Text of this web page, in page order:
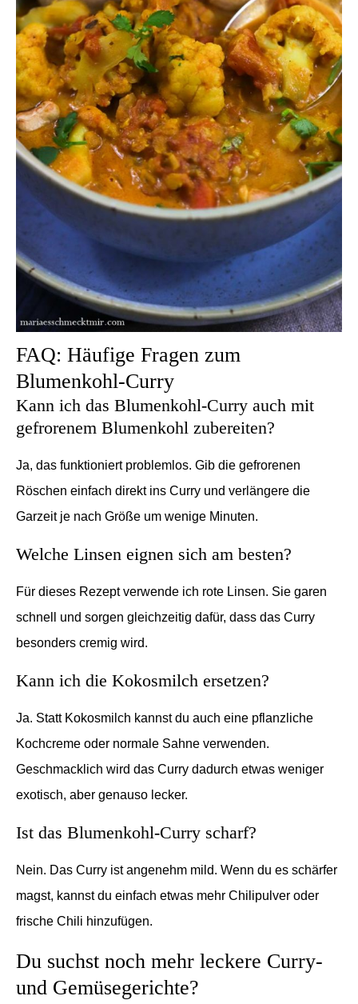
FAQ: Häufige Fragen zum
Blumenkohl-Curry
Kann ich das Blumenkohl-Curry auch mit
gefrorenem Blumenkohl zubereiten?
Ja, das funktioniert problemlos. Gib die gefrorenen
Röschen einfach direkt ins Curry und verlängere die
Garzeit je nach Größe um wenige Minuten.
Welche Linsen eignen sich am besten?
Für dieses Rezept verwende ich rote Linsen. Sie garen
schnell und sorgen gleichzeitig dafür, dass das Curry
besonders cremig wird.
Kann ich die Kokosmilch ersetzen?
Ja. Statt Kokosmilch kannst du auch eine pflanzliche
Kochcreme oder normale Sahne verwenden.
Geschmacklich wird das Curry dadurch etwas weniger
exotisch, aber genauso lecker.
Ist das Blumenkohl-Curry scharf?
Nein. Das Curry ist angenehm mild. Wenn du es schärfer
magst, kannst du einfach etwas mehr Chilipulver oder
frische Chili hinzufügen.
Du suchst noch mehr leckere Curry-
und Gemüsegerichte?